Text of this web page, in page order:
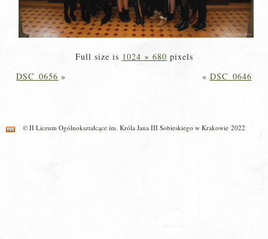
Full size is 1024 × 680 pixels
DSC_0656 » « DSC_0646
© II Liceum Ogólnokształcące im. Króla Jana III Sobieskiego w Krakowie 2022